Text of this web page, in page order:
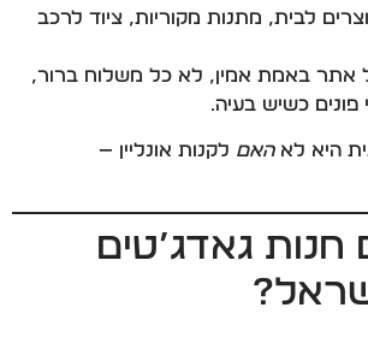
לבית, מתנות מקוריות, ציוד לרכב
אתר באמת אמין, לא כל משלוח ברור,
פונים כשיש בעיה.
היא לאהאם לקנות אונליין —
חנות גאדג’טים